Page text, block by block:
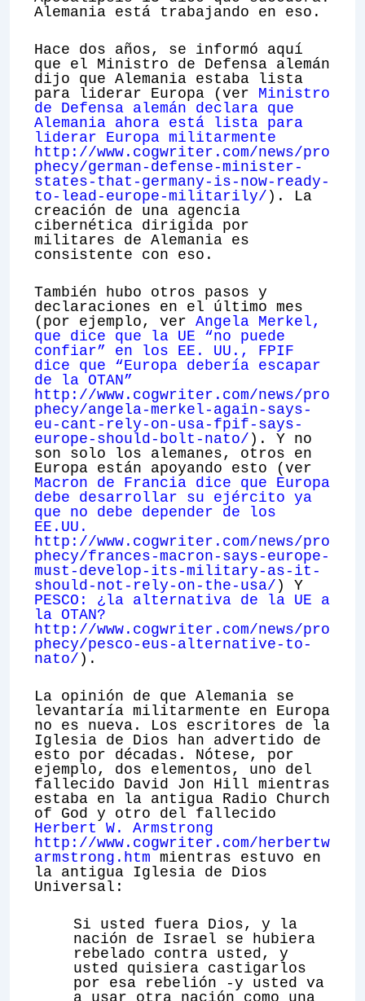
Alemania está trabajando en eso.
Hace dos años, se informó aquí
que el Ministro de Defensa alemán
dijo que Alemania estaba lista
para liderar Europa (ver Ministro
de Defensa alemán declara que
Alemania ahora está lista para
liderar Europa militarmente
http://www.cogwriter.com/news/pro
phecy/german-defense-minister-
states-that-germany-is-now-ready-
to-lead-europe-militarily/ ). La
creación de una agencia
cibernética dirigida por
militares de Alemania es
consistente con eso.
También hubo otros pasos y
declaraciones en el último mes
(por ejemplo, ver Angela Merkel,
que dice que la UE “no puede
confiar” en los EE. UU., FPIF
dice que “Europa debería escapar
de la OTAN”
http://www.cogwriter.com/news/pro
phecy/angela-merkel-again-says-
eu-cant-rely-on-usa-fpif-says-
europe-should-bolt-nato/ ). Y no
son solo los alemanes, otros en
Europa están apoyando esto (ver
Macron de Francia dice que Europa
debe desarrollar su ejército ya
que no debe depender de los
EE.UU.
http://www.cogwriter.com/news/pro
phecy/frances-macron-says-europe-
must-develop-its-military-as-it-
should-not-rely-on-the-usa/ ) Y
PESCO: ¿la alternativa de la UE a
la OTAN?
http://www.cogwriter.com/news/pro
phecy/pesco-eus-alternative-to-
nato/ ).
La opinión de que Alemania se
levantaría militarmente en Europa
no es nueva. Los escritores de la
Iglesia de Dios han advertido de
esto por décadas. Nótese, por
ejemplo, dos elementos, uno del
fallecido David Jon Hill mientras
estaba en la antigua Radio Church
of God y otro del fallecido
Herbert W. Armstrong
http://www.cogwriter.com/herbertw
armstrong.htm mientras estuvo en
la antigua Iglesia de Dios
Universal:
Si usted fuera Dios, y la
nación de Israel se hubiera
rebelado contra usted, y
usted quisiera castigarlos
por esa rebelión -y usted va
a usar otra nación como una